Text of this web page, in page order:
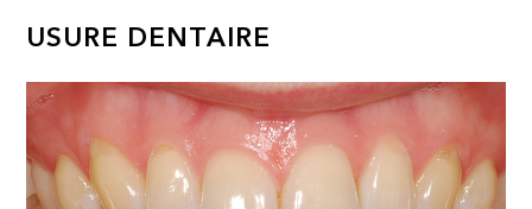
USURE DENTAIRE